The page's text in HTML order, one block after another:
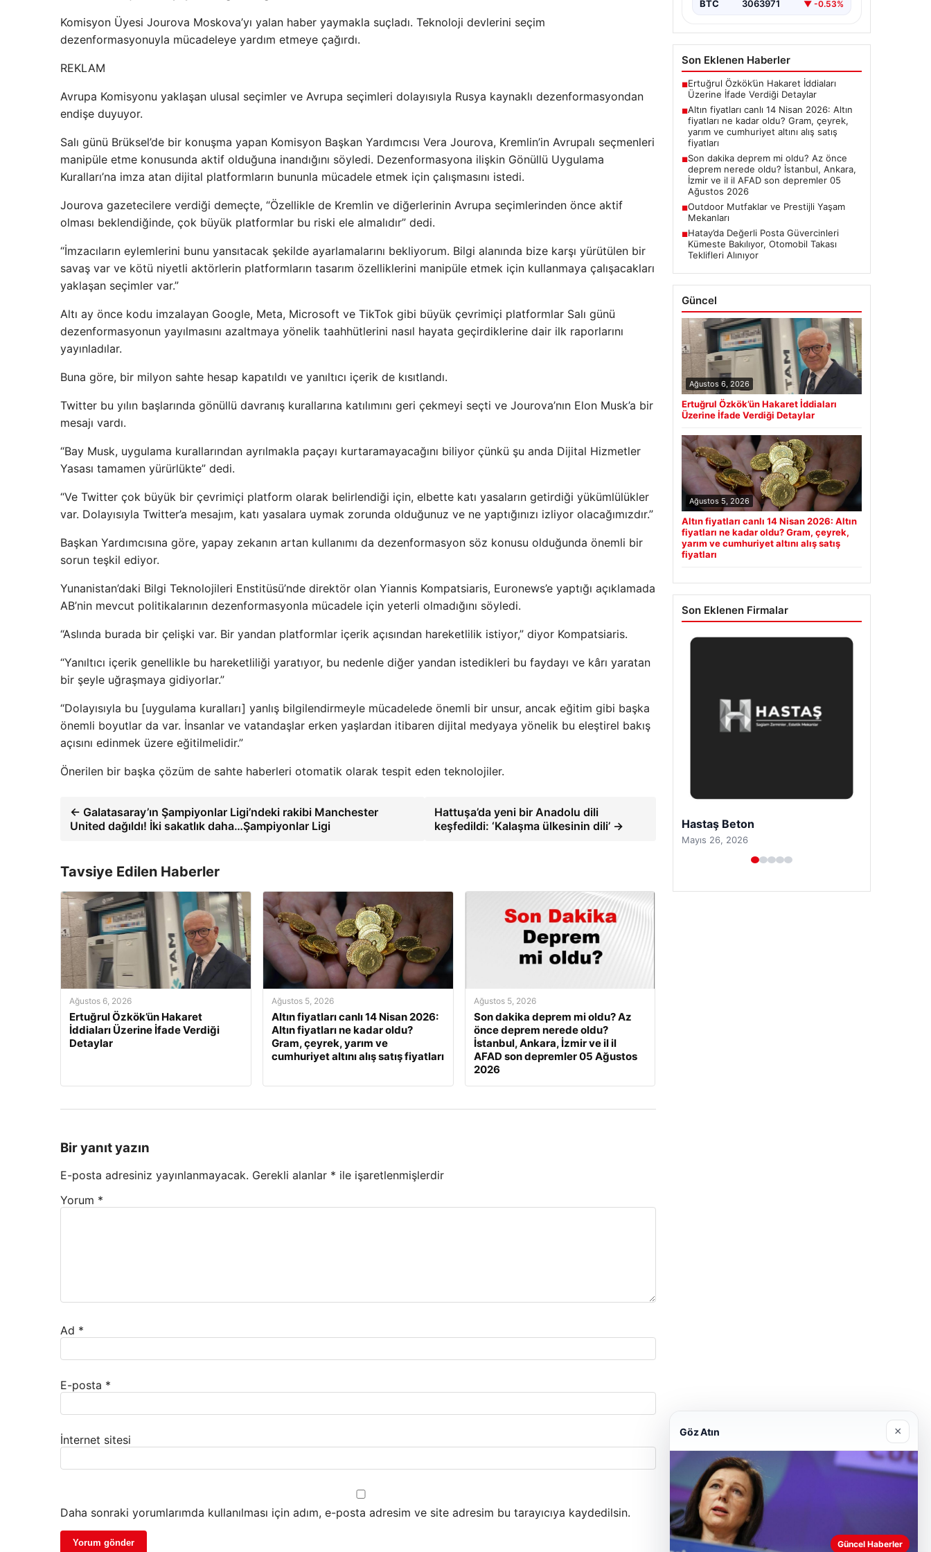
Komisyon Üyesi Jourova Moskova’yı yalan haber yaymakla suçladı. Teknoloji devlerini seçim
dezenformasyonuyla mücadeleye yardım etmeye çağırdı.
REKLAM
Avrupa Komisyonu yaklaşan ulusal seçimler ve Avrupa seçimleri dolayısıyla Rusya kaynaklı dezenformasyondan
endişe duyuyor.
Salı günü Brüksel’de bir konuşma yapan Komisyon Başkan Yardımcısı Vera Jourova, Kremlin’in Avrupalı seçmenleri
manipüle etme konusunda aktif olduğuna inandığını söyledi. Dezenformasyona ilişkin Gönüllü Uygulama
Kuralları’na imza atan dijital platformların bununla mücadele etmek için çalışmasını istedi.
Jourova gazetecilere verdiği demeçte, “Özellikle de Kremlin ve diğerlerinin Avrupa seçimlerinden önce aktif
olması beklendiğinde, çok büyük platformlar bu riski ele almalıdır” dedi.
“İmzacıların eylemlerini bunu yansıtacak şekilde ayarlamalarını bekliyorum. Bilgi alanında bize karşı yürütülen bir
savaş var ve kötü niyetli aktörlerin platformların tasarım özelliklerini manipüle etmek için kullanmaya çalışacakları
yaklaşan seçimler var.”
Altı ay önce kodu imzalayan Google, Meta, Microsoft ve TikTok gibi büyük çevrimiçi platformlar Salı günü
dezenformasyonun yayılmasını azaltmaya yönelik taahhütlerini nasıl hayata geçirdiklerine dair ilk raporlarını
yayınladılar.
Buna göre, bir milyon sahte hesap kapatıldı ve yanıltıcı içerik de kısıtlandı.
Twitter bu yılın başlarında gönüllü davranış kurallarına katılımını geri çekmeyi seçti ve Jourova’nın Elon Musk’a bir
mesajı vardı.
“Bay Musk, uygulama kurallarından ayrılmakla paçayı kurtaramayacağını biliyor çünkü şu anda Dijital Hizmetler
Yasası tamamen yürürlükte” dedi.
“Ve Twitter çok büyük bir çevrimiçi platform olarak belirlendiği için, elbette katı yasaların getirdiği yükümlülükler
var. Dolayısıyla Twitter’a mesajım, katı yasalara uymak zorunda olduğunuz ve ne yaptığınızı izliyor olacağımızdır.”
Başkan Yardımcısına göre, yapay zekanın artan kullanımı da dezenformasyon söz konusu olduğunda önemli bir
sorun teşkil ediyor.
Yunanistan’daki Bilgi Teknolojileri Enstitüsü’nde direktör olan Yiannis Kompatsiaris, Euronews’e yaptığı açıklamada
AB’nin mevcut politikalarının dezenformasyonla mücadele için yeterli olmadığını söyledi.
“Aslında burada bir çelişki var. Bir yandan platformlar içerik açısından hareketlilik istiyor,” diyor Kompatsiaris.
“Yanıltıcı içerik genellikle bu hareketliliği yaratıyor, bu nedenle diğer yandan istedikleri bu faydayı ve kârı yaratan
bir şeyle uğraşmaya gidiyorlar.”
“Dolayısıyla bu [uygulama kuralları] yanlış bilgilendirmeyle mücadelede önemli bir unsur, ancak eğitim gibi başka
önemli boyutlar da var. İnsanlar ve vatandaşlar erken yaşlardan itibaren dijital medyaya yönelik bu eleştirel bakış
açısını edinmek üzere eğitilmelidir.”
Önerilen bir başka çözüm de sahte haberleri otomatik olarak tespit eden teknolojiler.
← Galatasaray’ın Şampiyonlar Ligi’ndeki rakibi Manchester
United dağıldı! İki sakatlık daha…Şampiyonlar Ligi
Hattuşa’da yeni bir Anadolu dili
keşfedildi: ‘Kalaşma ülkesinin dili’ →
Tavsiye Edilen Haberler
Ağustos 6, 2026
Ertuğrul Özkök’ün Hakaret
İddiaları Üzerine İfade Verdiği
Detaylar
Ağustos 5, 2026
Altın fiyatları canlı 14 Nisan 2026:
Altın fiyatları ne kadar oldu?
Gram, çeyrek, yarım ve
cumhuriyet altını alış satış fiyatları
Ağustos 5, 2026
Son dakika deprem mi oldu? Az
önce deprem nerede oldu?
İstanbul, Ankara, İzmir ve il il
AFAD son depremler 05 Ağustos
2026
Bir yanıt yazın
E-posta adresiniz yayınlanmayacak. Gerekli alanlar * ile işaretlenmişlerdir
Yorum *
Ad *
E-posta *
İnternet sitesi
Daha sonraki yorumlarımda kullanılması için adım, e-posta adresim ve site adresim bu tarayıcıya kaydedilsin.
BTC 3063971 ▼ -0.53%
Son Eklenen Haberler
■Ertuğrul Özkök’ün Hakaret İddiaları
Üzerine İfade Verdiği Detaylar
■Altın fiyatları canlı 14 Nisan 2026: Altın
fiyatları ne kadar oldu? Gram, çeyrek,
yarım ve cumhuriyet altını alış satış
fiyatları
■Son dakika deprem mi oldu? Az önce
deprem nerede oldu? İstanbul, Ankara,
İzmir ve il il AFAD son depremler 05
Ağustos 2026
■Outdoor Mutfaklar ve Prestijli Yaşam
Mekanları
■Hatay’da Değerli Posta Güvercinleri
Kümeste Bakılıyor, Otomobil Takası
Teklifleri Alınıyor
Güncel
Ağustos 6, 2026
Ertuğrul Özkök’ün Hakaret İddiaları
Üzerine İfade Verdiği Detaylar
Ağustos 5, 2026
Altın fiyatları canlı 14 Nisan 2026: Altın
fiyatları ne kadar oldu? Gram, çeyrek,
yarım ve cumhuriyet altını alış satış
fiyatları
Son Eklenen Firmalar
Prenses Night Club
Nisan 29, 2026
Göz Atın ×
Güncel Haberler